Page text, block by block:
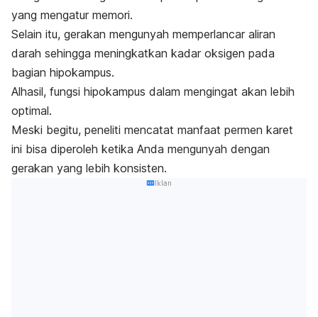
yang mengatur memori.
Selain itu, gerakan mengunyah memperlancar aliran
darah sehingga meningkatkan kadar oksigen pada
bagian hipokampus.
Alhasil, fungsi hipokampus dalam mengingat akan lebih
optimal.
Meski begitu, peneliti mencatat manfaat permen karet
ini bisa diperoleh ketika Anda mengunyah dengan
gerakan yang lebih konsisten.
Iklan